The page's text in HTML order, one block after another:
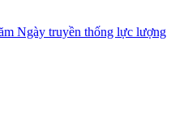
Ngày truyền thống lực lượng